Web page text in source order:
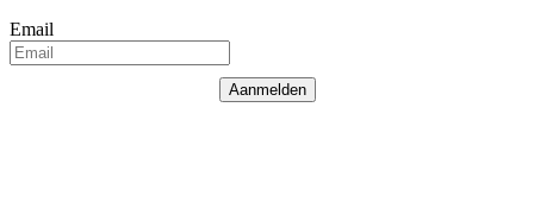
Email
Aanmelden